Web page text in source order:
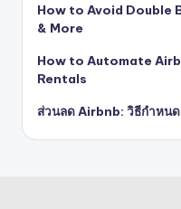
How to Avoid Double
& More
How to Automate
Rentals
ส่วนลด Airbnb: วิธีกำหน